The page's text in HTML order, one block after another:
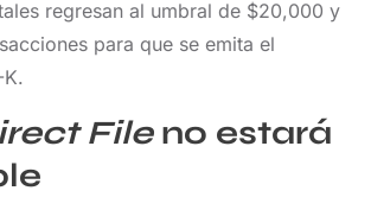
regresan al umbral de $20,000 y
para que se emita el
Fileno estará